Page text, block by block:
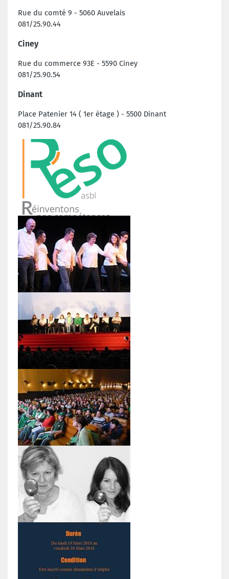
Rue du comté 9 - 5060 Auvelais
081/25.90.44
Ciney
Rue du commerce 93E - 5590 Ciney
081/25.90.54
Dinant
Place Patenier 14 ( 1er étage ) - 5500 Dinant
081/25.90.84